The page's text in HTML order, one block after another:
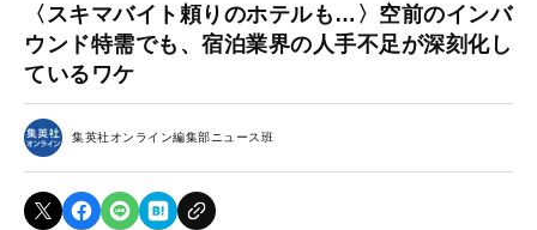
〈スキマバイト頼りのホテルも…〉空前のインバ
ウンド特需でも、宿泊業界の人手不足が深刻化し
ているワケ
集英社オンライン編集部ニュース班